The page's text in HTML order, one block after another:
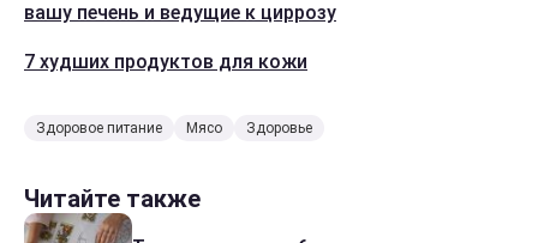
вашу печень и ведущие к циррозу
7 худших продуктов для кожи
Здоровое питание Мясо Здоровье
Читайте также